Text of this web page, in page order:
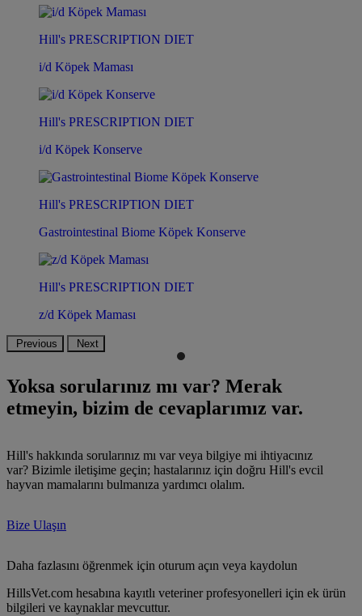
Hill's PRESCRIPTION DIET
i/d Köpek Maması
Hill's PRESCRIPTION DIET
i/d Köpek Konserve
Hill's PRESCRIPTION DIET
Gastrointestinal Biome Köpek Konserve
Hill's PRESCRIPTION DIET
z/d Köpek Maması
Previous Next
Yoksa sorularınız mı var? Merak
etmeyin, bizim de cevaplarımız var.
Hill's hakkında sorularınız mı var veya bilgiye mi ihtiyacınız
var? Bizimle iletişime geçin; hastalarınız için doğru Hill's evcil
hayvan mamalarını bulmanıza yardımcı olalım.
Bize Ulaşın
Daha fazlasını öğrenmek için oturum açın veya kaydolun
HillsVet.com hesabına kayıtlı veteriner profesyonelleri için ek ürün
bilgileri ve kaynaklar mevcuttur.